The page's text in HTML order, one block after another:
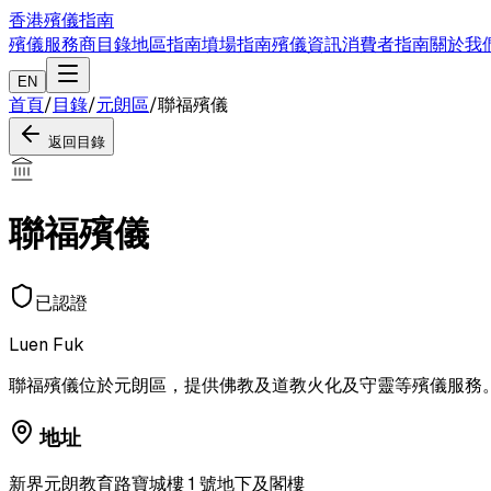
香港殯儀指南
殯儀服務商目錄地區指南墳場指南殯儀資訊消費者指南關於我
EN
首頁/目錄/元朗區/聯福殯儀
返回目錄
聯福殯儀
已認證
Luen Fuk
聯福殯儀位於元朗區，提供佛教及道教火化及守靈等殯儀服務。
地址
新界元朗教育路寶城樓 1 號地下及閣樓